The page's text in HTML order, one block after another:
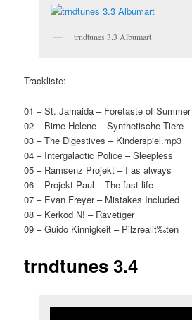
trndtunes 3.3 Albumart
Trackliste:
01 – St. Jamaida – Foretaste of Summer
02 – Birne Helene – Synthetische Tiere
03 – The Digestives – Kinderspiel.mp3
04 – Intergalactic Police – Sleepless
05 – Ramsenz Projekt – I as always
06 – Projekt Paul – The fast life
07 – Evan Freyer – Mistakes Included
08 – Kerkod N! – Ravetiger
09 – Guido Kinnigkeit – Pilzrealit‰ten
trndtunes 3.4